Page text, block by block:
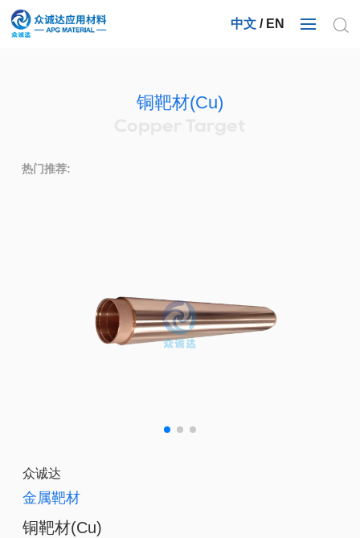
中文/ EN
铜靶材(Cu)
热门推荐:
众诚达
金属靶材
铜靶材(Cu)